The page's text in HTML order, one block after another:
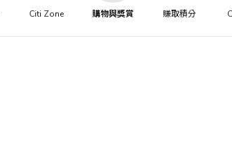
Citi Zone 購物與獎賞 賺取積分